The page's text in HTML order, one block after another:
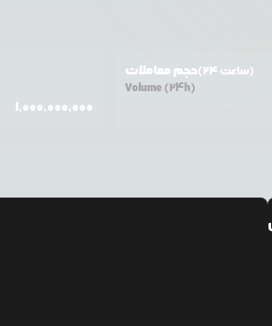
1,000,000,000
حجم معاملات
(24 ساعت)
Volume (24h)